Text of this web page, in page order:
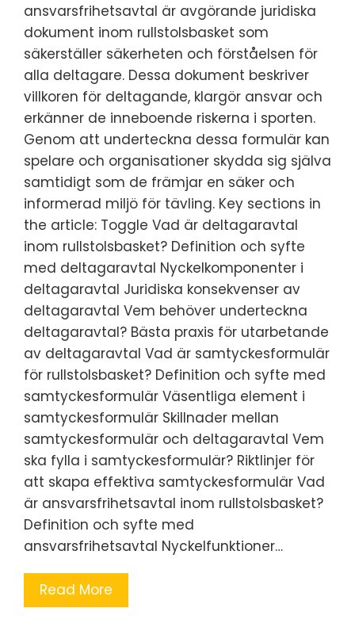
ansvarsfrihetsavtal är avgörande juridiska
dokument inom rullstolsbasket som
säkerställer säkerheten och förståelsen för
alla deltagare. Dessa dokument beskriver
villkoren för deltagande, klargör ansvar och
erkänner de inneboende riskerna i sporten.
Genom att underteckna dessa formulär kan
spelare och organisationer skydda sig själva
samtidigt som de främjar en säker och
informerad miljö för tävling. Key sections in
the article: Toggle Vad är deltagaravtal
inom rullstolsbasket? Definition och syfte
med deltagaravtal Nyckelkomponenter i
deltagaravtal Juridiska konsekvenser av
deltagaravtal Vem behöver underteckna
deltagaravtal? Bästa praxis för utarbetande
av deltagaravtal Vad är samtyckesformulär
för rullstolsbasket? Definition och syfte med
samtyckesformulär Väsentliga element i
samtyckesformulär Skillnader mellan
samtyckesformulär och deltagaravtal Vem
ska fylla i samtyckesformulär? Riktlinjer för
att skapa effektiva samtyckesformulär Vad
är ansvarsfrihetsavtal inom rullstolsbasket?
Definition och syfte med
ansvarsfrihetsavtal Nyckelfunktioner…
Read More